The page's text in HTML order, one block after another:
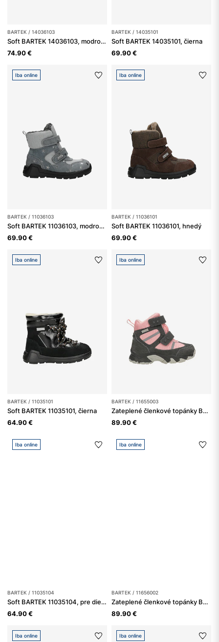
BARTEK / 14036103
Soft BARTEK 14036103, modro-sivé
74.90 €
BARTEK / 14035101
Soft BARTEK 14035101, čierna
69.90 €
Iba online
BARTEK / 11036103
Soft BARTEK 11036103, modro-sivé
69.90 €
Iba online
BARTEK / 11036101
Soft BARTEK 11036101, hnedý
69.90 €
Iba online
BARTEK / 11035101
Soft BARTEK 11035101, čierna
64.90 €
Iba online
BARTEK / 11655003
Zateplené členkové topánky BARTEK 11655003, pre dievčatá, šedo-ružové
89.90 €
Iba online
BARTEK / 11035104
Soft BARTEK 11035104, pre dievčatá, ružové
64.90 €
Iba online
BARTEK / 11656002
Zateplené členkové topánky BARTEK 11656002, pre dievčatá, čierno-ružové
89.90 €
Iba online Iba online